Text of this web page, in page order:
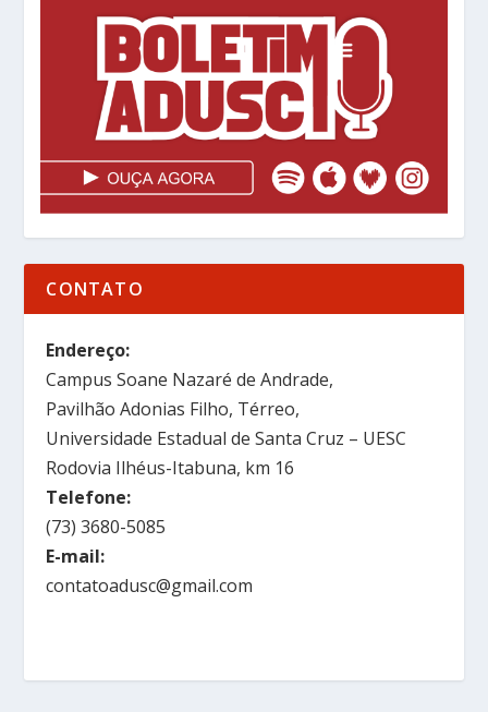
CONTATO
Endereço:
Campus Soane Nazaré de Andrade,
Pavilhão Adonias Filho, Térreo,
Universidade Estadual de Santa Cruz – UESC
Rodovia Ilhéus-Itabuna, km 16
Telefone:
(73) 3680-5085
E-mail:
contatoadusc@gmail.com